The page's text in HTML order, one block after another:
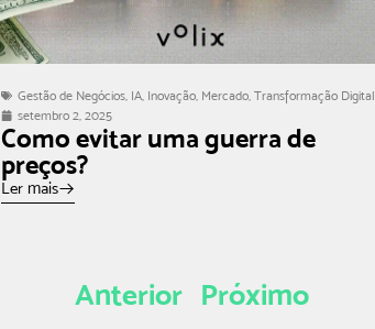
Gestão de Negócios, IA, Inovação, Mercado, Transformação Digital
setembro 2, 2025
Como evitar uma guerra de
preços?
Ler mais
Anterior Próximo